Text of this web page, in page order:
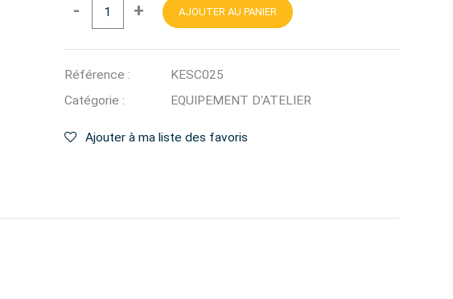
- + AJOUTER AU PANIER
Référence :
KESC025
Catégorie :
EQUIPEMENT D'ATELIER
Ajouter à ma liste des favoris